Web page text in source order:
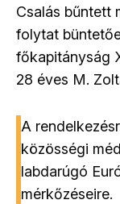
Csalás bűntett
folytat
főkapitányság
28 éves M.
A
közösségi
labdarúgó
mérkőzéseire.